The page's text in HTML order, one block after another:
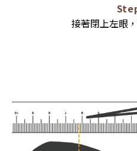
接著閉上左眼